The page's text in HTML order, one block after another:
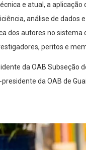
e atual, a
análise de dados
dos autores no
peritos e
da OAB Subseção
presidente da OAB de